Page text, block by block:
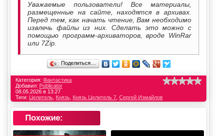
Уважаемые пользователи! Все материалы,
размещенные на сайте, находятся в архивах.
Перед тем, как начать чтение, Вам необходимо
извлечь файлы из них. Сделать это можно с
помощью программ-архиваторов, вроде WinRar
или 7Zip.
Поделиться…
Категория: Фантастика
Добавил: Publicator
08.05.2026 в 13:27
Теги: Целитель Князь Князь Целитель 7 Сергей Измайлов
Похожие: